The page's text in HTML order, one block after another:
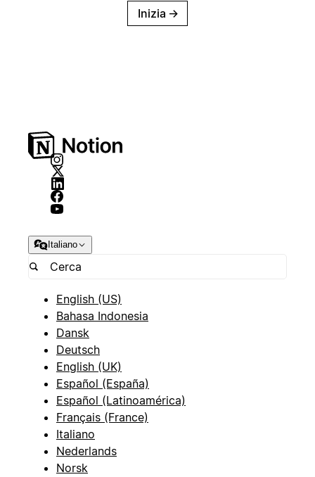
Inizia →
Italiano
English (US)
Bahasa Indonesia
Dansk
Deutsch
English (UK)
Español (España)
Español (Latinoamérica)
Français (France)
Italiano
Nederlands
Norsk